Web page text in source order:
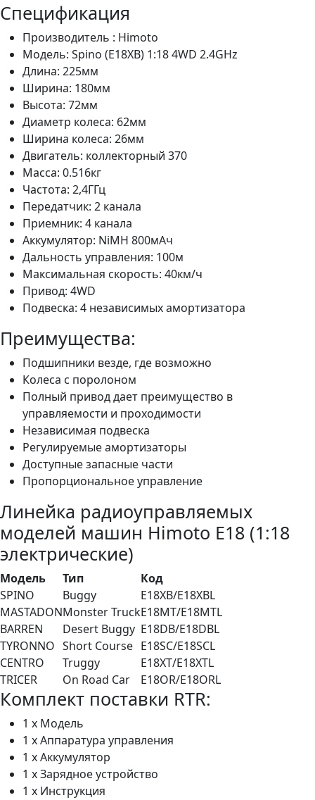
Спецификация
Производитель : Himoto
Модель: Spino (E18XB) 1:18 4WD 2.4GHz
Длина: 225мм
Ширина: 180мм
Высота: 72мм
Диаметр колеса: 62мм
Ширина колеса: 26мм
Двигатель: коллекторный 370
Масса: 0.516кг
Частота: 2,4ГГц
Передатчик: 2 канала
Приемник: 4 канала
Аккумулятор: NiMH 800мАч
Дальность управления: 100м
Максимальная скорость: 40км/ч
Привод: 4WD
Подвеска: 4 независимых амортизатора
Преимущества:
Подшипники везде, где возможно
Колеса с поролоном
Полный привод дает преимущество в
управляемости и проходимости
Независимая подвеска
Регулируемые амортизаторы
Доступные запасные части
Пропорциональное управление
Линейка радиоуправляемых
моделей машин Himoto E18 (1:18
электрические)
Модель Тип
Код
SPINO
Buggy
E18XB/E18XBL
MASTADONMonster TruckE18MT/E18MTL
BARREN
Desert Buggy E18DB/E18DBL
TYRONNO Short Course E18SC/E18SCL
CENTRO
Truggy
E18XT/E18XTL
TRICER
On Road Car E18OR/E18ORL
Комплект поставки RTR:
1 x Модель
1 x Аппаратура управления
1 x Аккумулятор
1 x Зарядное устройство
1 x Инструкция